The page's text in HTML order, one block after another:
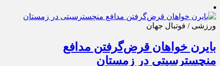
ورزشی / فوتبال جهان
بایرن خواهان قرض‌گرفتن مدافع
منچسترسیتی در زمستان